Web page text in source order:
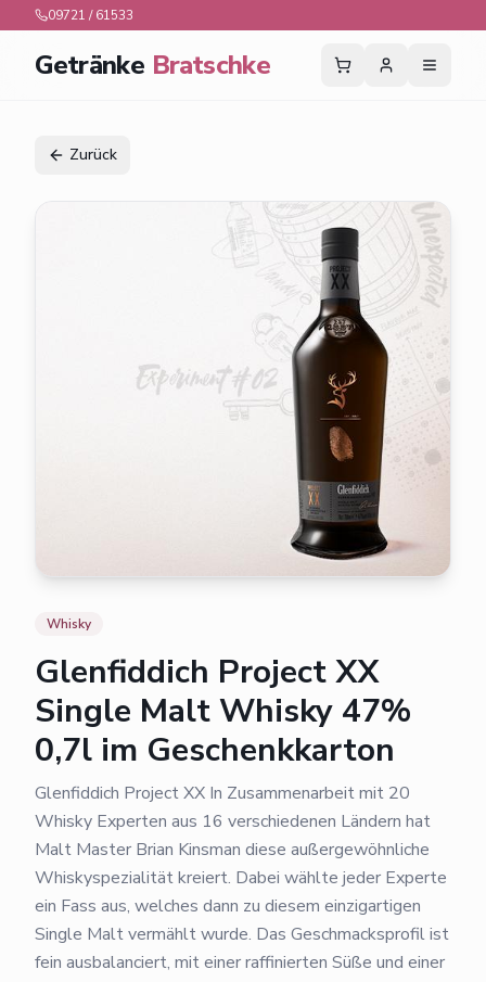
09721 / 61533
Getränke Bratschke
Zurück
Whisky
Glenfiddich Project XX
Single Malt Whisky 47%
0,7l im Geschenkkarton
Glenfiddich Project XX In Zusammenarbeit mit 20
Whisky Experten aus 16 verschiedenen Ländern hat
Malt Master Brian Kinsman diese außergewöhnliche
Whiskyspezialität kreiert. Dabei wählte jeder Experte
ein Fass aus, welches dann zu diesem einzigartigen
Single Malt vermählt wurde. Das Geschmacksprofil ist
fein ausbalanciert, mit einer raffinierten Süße und einer